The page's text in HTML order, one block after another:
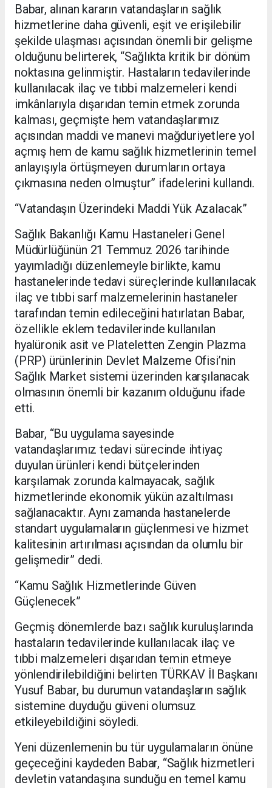
Babar, alınan kararın vatandaşların sağlık
hizmetlerine daha güvenli, eşit ve erişilebilir
şekilde ulaşması açısından önemli bir gelişme
olduğunu belirterek, “Sağlıkta kritik bir dönüm
noktasına gelinmiştir. Hastaların tedavilerinde
kullanılacak ilaç ve tıbbi malzemeleri kendi
imkânlarıyla dışarıdan temin etmek zorunda
kalması, geçmişte hem vatandaşlarımız
açısından maddi ve manevi mağduriyetlere yol
açmış hem de kamu sağlık hizmetlerinin temel
anlayışıyla örtüşmeyen durumların ortaya
çıkmasına neden olmuştur” ifadelerini kullandı.
“Vatandaşın Üzerindeki Maddi Yük Azalacak”
Sağlık Bakanlığı Kamu Hastaneleri Genel
Müdürlüğünün 21 Temmuz 2026 tarihinde
yayımladığı düzenlemeyle birlikte, kamu
hastanelerinde tedavi süreçlerinde kullanılacak
ilaç ve tıbbi sarf malzemelerinin hastaneler
tarafından temin edileceğini hatırlatan Babar,
özellikle eklem tedavilerinde kullanılan
hyalüronik asit ve Plateletten Zengin Plazma
(PRP) ürünlerinin Devlet Malzeme Ofisi’nin
Sağlık Market sistemi üzerinden karşılanacak
olmasının önemli bir kazanım olduğunu ifade
etti.
Babar, “Bu uygulama sayesinde
vatandaşlarımız tedavi sürecinde ihtiyaç
duyulan ürünleri kendi bütçelerinden
karşılamak zorunda kalmayacak, sağlık
hizmetlerinde ekonomik yükün azaltılması
sağlanacaktır. Aynı zamanda hastanelerde
standart uygulamaların güçlenmesi ve hizmet
kalitesinin artırılması açısından da olumlu bir
gelişmedir” dedi.
“Kamu Sağlık Hizmetlerinde Güven
Güçlenecek”
Geçmiş dönemlerde bazı sağlık kuruluşlarında
hastaların tedavilerinde kullanılacak ilaç ve
tıbbi malzemeleri dışarıdan temin etmeye
yönlendirilebildiğini belirten TÜRKAV İl Başkanı
Yusuf Babar, bu durumun vatandaşların sağlık
sistemine duyduğu güveni olumsuz
etkileyebildiğini söyledi.
Yeni düzenlemenin bu tür uygulamaların önüne
geçeceğini kaydeden Babar, “Sağlık hizmetleri
devletin vatandaşına sunduğu en temel kamu